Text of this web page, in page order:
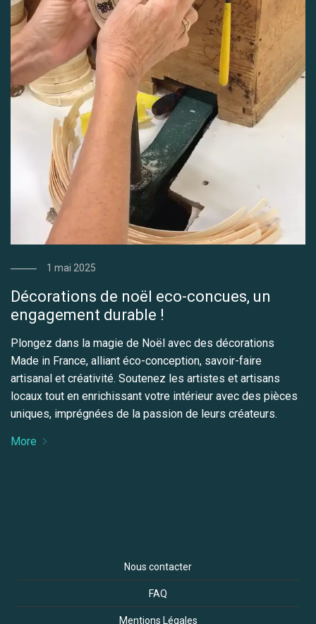
1 mai 2025
Décorations de noël eco-concues, un
engagement durable !
Plongez dans la magie de Noël avec des décorations
Made in France, alliant éco-conception, savoir-faire
artisanal et créativité. Soutenez les artistes et artisans
locaux tout en enrichissant votre intérieur avec des pièces
uniques, imprégnées de la passion de leurs créateurs.
More
Nous contacter
FAQ
Mentions Légales